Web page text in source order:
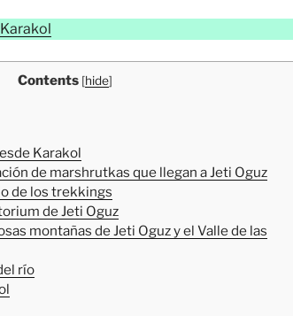
Contents [hide]
Karakol
de marshrutkas que llegan a Jeti Oguz
de los trekkings
de Jeti Oguz
montañas de Jeti Oguz y el Valle de las
río